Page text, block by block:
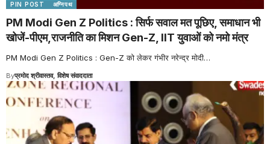
PIN POST अग्निपथ
PM Modi Gen Z Politics : सिर्फ सवाल मत पूछिए, समाधान भी
खोजें-पीएम,राजनीति का मिशन Gen-Z, IIT युवाओं को नमो मंत्र
PM Modi Gen Z Politics : Gen-Z को लेकर गंभीर नरेन्द्र मोदी…
Byप्रमोद श्रीवास्तव, विशेष संवाददाता